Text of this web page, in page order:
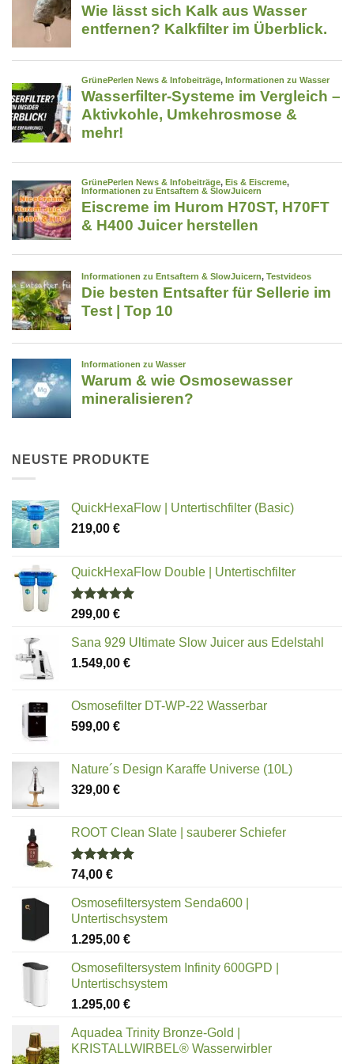
NEUSTE PRODUKTE
QuickHexaFlow | Untertischfilter (Basic)
219,00 €
QuickHexaFlow Double | Untertischfilter
Bewertet
von 5
299,00 €
Sana 929 Ultimate Slow Juicer aus Edelstahl
1.549,00 €
Osmosefilter DT-WP-22 Wasserbar
599,00 €
Nature´s Design Karaffe Universe (10L)
329,00 €
ROOT Clean Slate | sauberer Schiefer
Bewertet
von 5
74,00 €
Osmosefiltersystem Senda600 |
Untertischsystem
1.295,00 €
Osmosefiltersystem Infinity 600GPD |
Untertischsystem
1.295,00 €
Aquadea Trinity Bronze-Gold |
KRISTALLWIRBEL® Wasserwirbler